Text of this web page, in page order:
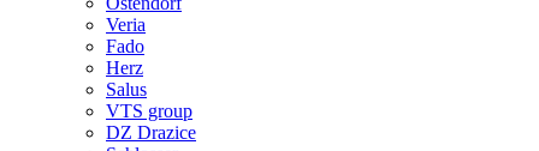
Veria
Fado
Herz
Salus
VTS group
DZ Drazice